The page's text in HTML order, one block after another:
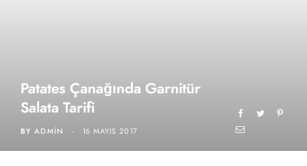
Patates Çanağında Garnitür
Salata Tarifi
BY ADMIN 16 MAYIS 2017